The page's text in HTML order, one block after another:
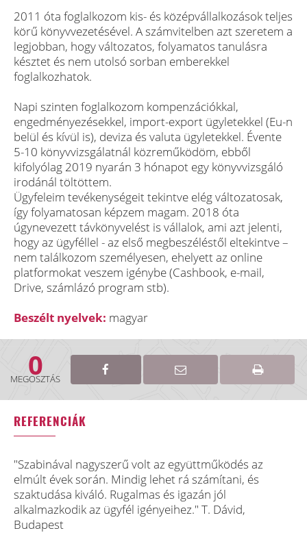
2011 óta foglalkozom kis- és középvállalkozások teljes
körű könyvvezetésével. A számvitelben azt szeretem a
legjobban, hogy változatos, folyamatos tanulásra
késztet és nem utolsó sorban emberekkel
foglalkozhatok.
Napi szinten foglalkozom kompenzációkkal,
engedményezésekkel, import-export ügyletekkel (Eu-n
belül és kívül is), deviza és valuta ügyletekkel. Évente
5-10 könyvvizsgálatnál közreműködöm, ebből
kifolyólag 2019 nyarán 3 hónapot egy könyvvizsgáló
irodánál töltöttem.
Ügyfeleim tevékenységeit tekintve elég változatosak,
így folyamatosan képzem magam. 2018 óta
úgynevezett távkönyvelést is vállalok, ami azt jelenti,
hogy az ügyféllel - az első megbeszéléstől eltekintve –
nem találkozom személyesen, ehelyett az online
platformokat veszem igénybe (Cashbook, e-mail,
Drive, számlázó program stb).
Beszélt nyelvek: magyar
0
MEGOSZTÁS
REFERENCIÁK
"Szabinával nagyszerű volt az együttműködés az
elmúlt évek során. Mindig lehet rá számítani, és
szaktudása kiváló. Rugalmas és igazán jól
alkalmazkodik az ügyfél igényeihez." T. Dávid,
Budapest